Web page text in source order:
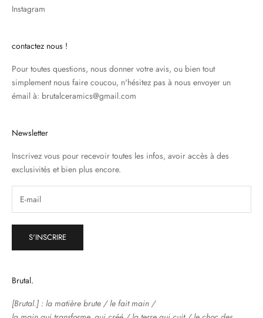
Instagram
contactez nous !
Pour toutes questions, nous donner votre avis, ou bien tout
simplement nous faire coucou, n'hésitez pas à nous envoyer un
émail à: brutalceramics@gmail.com
Newsletter
Inscrivez vous pour recevoir toutes les infos, avoir accès à des
exclusivités et bien plus encore.
S'INSCRIRE
Brutal.
[Brutal.] : la matière brute / le fait main /